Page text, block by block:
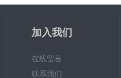
加入我们
在线留言
联系我们